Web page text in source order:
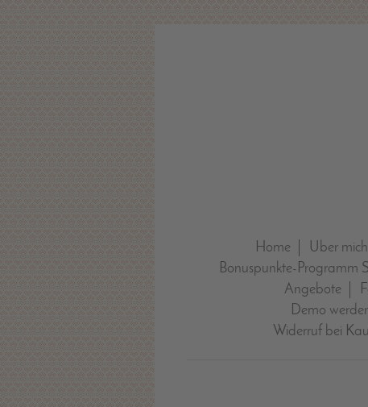
Home Über mich
Bonuspunkte-Programm
Angebote
Demo
Widerruf bei